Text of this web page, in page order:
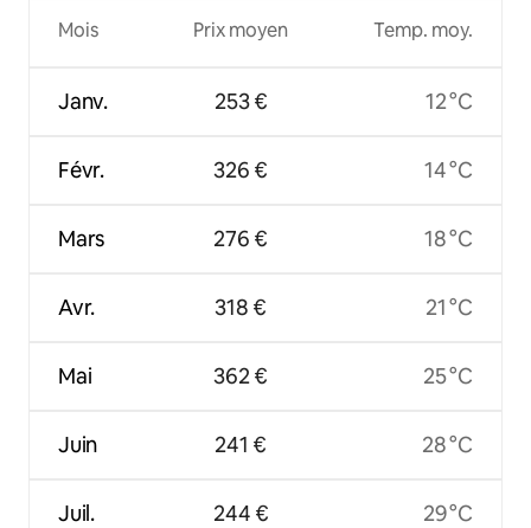
Mois
Janv.
Févr.
Mars
Avr.
Mai
Juin
Juil.
Prix moyen
253 €
326 €
276 €
318 €
362 €
241 €
244 €
Temp. moy.
12 °C
14 °C
18 °C
21 °C
25 °C
28 °C
29 °C